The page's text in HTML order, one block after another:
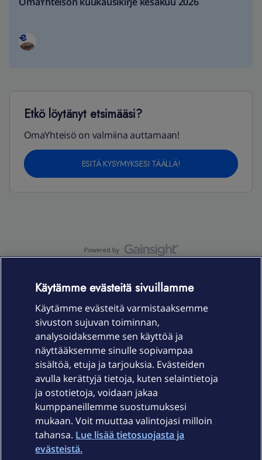
Etkö löytänyt etsimääsi?
OmaYhteisö on valmiina auttamaan!
ESITÄ KYSYMYKSESI TÄÄLLÄ!
Laitteet & liittymät
Palvelut
Ajankohtaista
Käytämme evästeitä sivuillamme
Käytämme evästeitä varmistaaksemme
sivuston sujuvan toiminnan,
analysoidaksemme sen käyttöä ja
näyttääksemme sinulle sopivampaa
sisältöä, etuja ja tarjouksia. Evästeiden
avulla kerättyjä tietoja, kuten selaintietoja
ja ostotietoja, voidaan jakaa
kumppaneillemme suostumuksesi
mukaan. Voit muuttaa valintojasi milloin
tahansa. Lue lisää tietosuojasta ja
evästeistä.